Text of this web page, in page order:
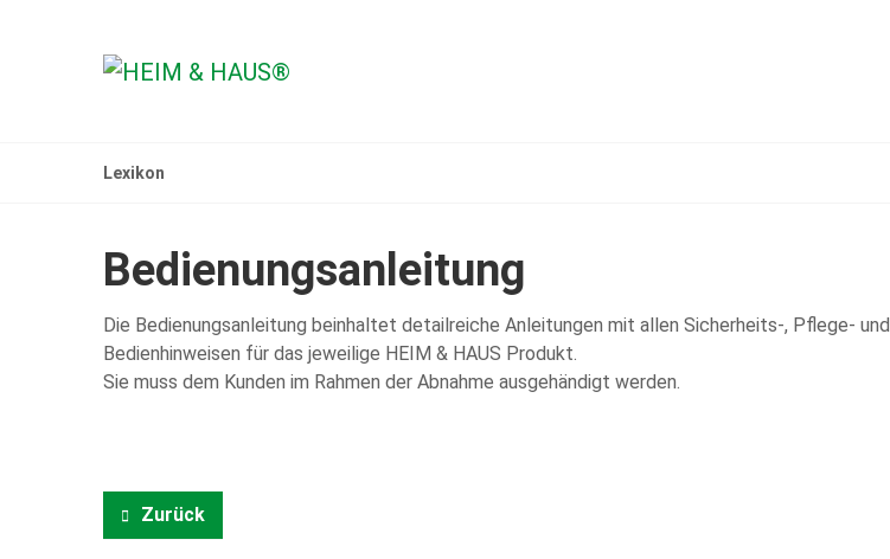
Lexikon
Bedienungsanleitung
Die Bedienungsanleitung beinhaltet detailreiche Anleitungen mit allen Sicherheits-, Pflege- und
Bedienhinweisen für das jeweilige HEIM & HAUS Produkt.
Sie muss dem Kunden im Rahmen der Abnahme ausgehändigt werden.
Zurück